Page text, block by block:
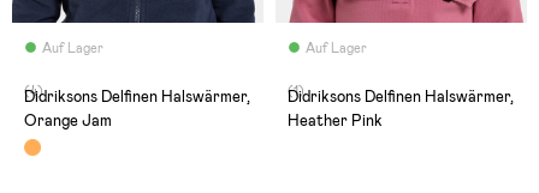
Auf Lager
(4)
Didriksons Delfinen Halswärmer,
Orange Jam
Auf Lager
(1)
Didriksons Delfinen Halswärmer,
Heather Pink